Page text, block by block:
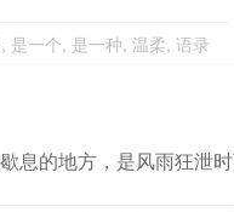
, 是一个, 是一种, 温柔, 语录
息的地方，是风雨狂泄